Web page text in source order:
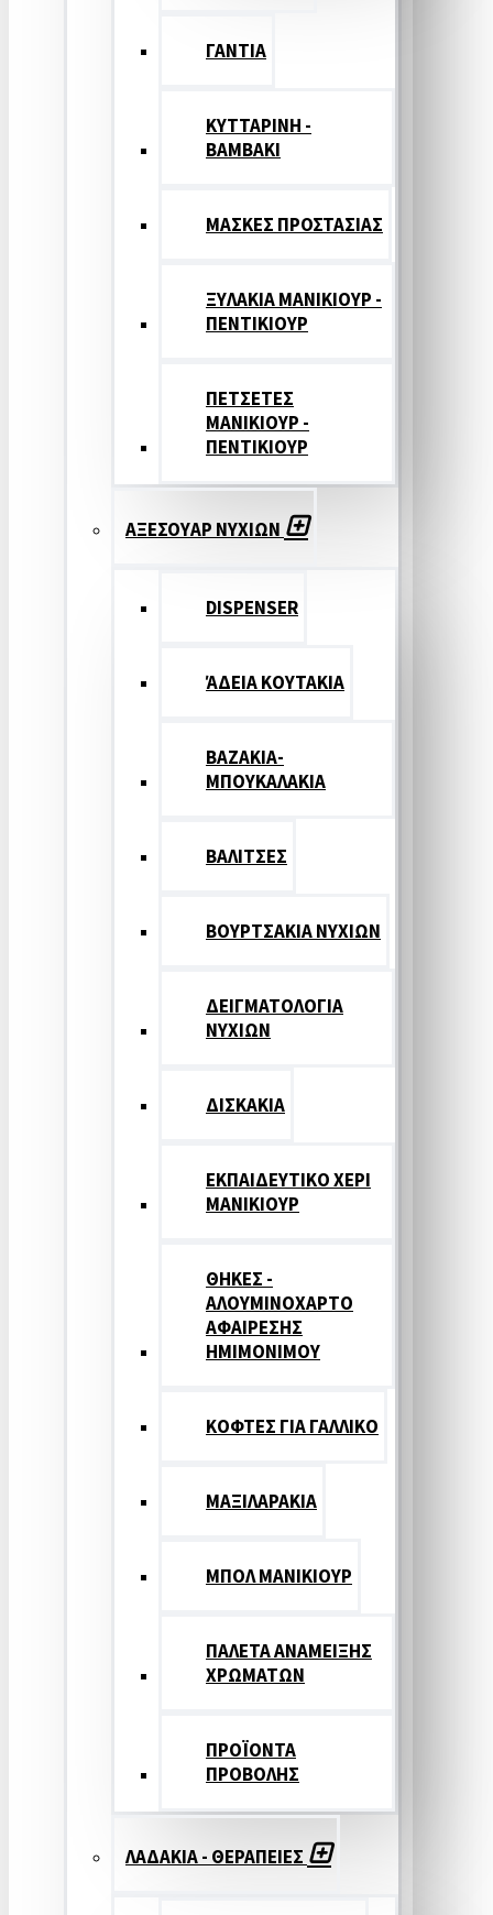
ΓΑΝΤΙΑ
ΚΥΤΤΑΡΙΝΗ -
ΒΑΜΒΑΚΙ
ΜΑΣΚΕΣ ΠΡΟΣΤΑΣΙΑΣ
ΞΥΛΑΚΙΑ ΜΑΝΙΚΙΟΥΡ -
ΠΕΝΤΙΚΙΟΥΡ
ΠΕΤΣΕΤΕΣ
ΜΑΝΙΚΙΟΥΡ -
ΠΕΝΤΙΚΙΟΥΡ
ΑΞΕΣΟΥΑΡ ΝΥΧΙΩΝ
DISPENSER
ΆΔΕΙΑ ΚΟΥΤΑΚΙΑ
ΒΑΖΑΚΙΑ-
ΜΠΟΥΚΑΛΑΚΙΑ
ΒΑΛΙΤΣΕΣ
ΒΟΥΡΤΣΑΚΙΑ ΝΥΧΙΩΝ
ΔΕΙΓΜΑΤΟΛΟΓΙΑ
ΝΥΧΙΩΝ
ΔΙΣΚΑΚΙΑ
ΕΚΠΑΙΔΕΥΤΙΚΟ ΧΕΡΙ
ΜΑΝΙΚΙΟΥΡ
ΘΗΚΕΣ -
ΑΛΟΥΜΙΝΟΧΑΡΤΟ
ΑΦΑΙΡΕΣΗΣ
ΗΜΙΜΟΝΙΜΟΥ
ΚΟΦΤΕΣ ΓΙΑ ΓΑΛΛΙΚΟ
ΜΑΞΙΛΑΡΑΚΙΑ
ΜΠΟΛ ΜΑΝΙΚΙΟΥΡ
ΠΑΛΕΤΑ ΑΝΑΜΕΙΞΗΣ
ΧΡΩΜΑΤΩΝ
ΠΡΟΪΟΝΤΑ
ΠΡΟΒΟΛΗΣ
ΛΑΔΑΚΙΑ - ΘΕΡΑΠΕΙΕΣ